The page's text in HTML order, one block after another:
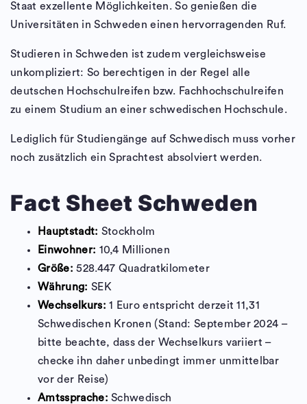
Staat exzellente Möglichkeiten. So genießen die
Universitäten in Schweden einen hervorragenden Ruf.
Studieren in Schweden ist zudem vergleichsweise
unkompliziert: So berechtigen in der Regel alle
deutschen Hochschulreifen bzw. Fachhochschulreifen
zu einem Studium an einer schwedischen Hochschule.
Lediglich für Studiengänge auf Schwedisch muss vorher
noch zusätzlich ein Sprachtest absolviert werden.
Fact Sheet Schweden
Hauptstadt: Stockholm
Einwohner: 10,4 Millionen
Größe: 528.447 Quadratkilometer
Währung: SEK
Wechselkurs: 1 Euro entspricht derzeit 11,31
Schwedischen Kronen (Stand: September 2024 –
bitte beachte, dass der Wechselkurs variiert –
checke ihn daher unbedingt immer unmittelbar
vor der Reise)
Amtssprache: Schwedisch